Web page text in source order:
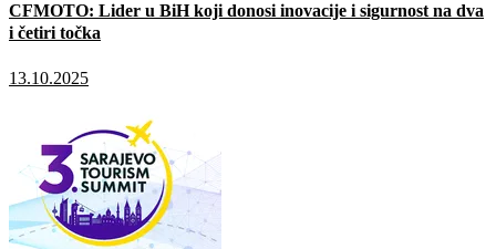
CFMOTO: Lider u BiH koji donosi inovacije i sigurnost na dva
i četiri točka
13.10.2025